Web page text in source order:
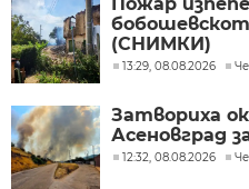
(СНИМКИ)
13:29, 08.08.2026
Затвориха
Асеновград
12:32, 08.08.2026